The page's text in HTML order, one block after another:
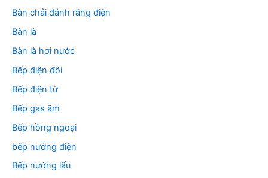
Bàn chải đánh răng điện
Bàn là
Bàn là hơi nước
Bếp điện đôi
Bếp điện từ
Bếp gas âm
Bếp hồng ngoại
bếp nướng điện
Bếp nướng lẩu